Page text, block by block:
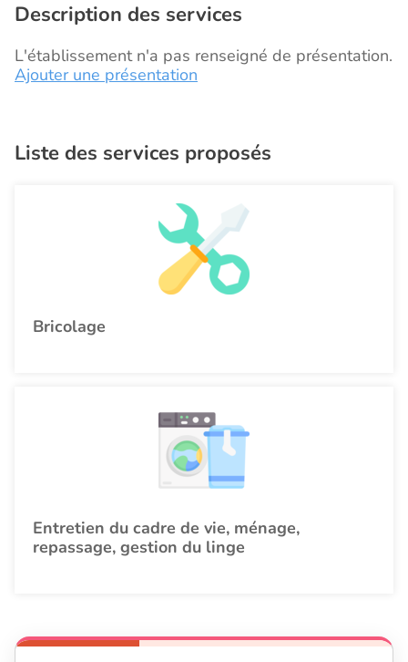
Description des services
L'établissement n'a pas renseigné de présentation.
Ajouter une présentation
Liste des services proposés
Bricolage
Entretien du cadre de vie, ménage,
repassage, gestion du linge